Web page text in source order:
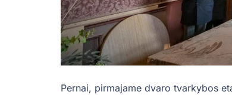
Pernai, pirmajame dvaro tvarkybos